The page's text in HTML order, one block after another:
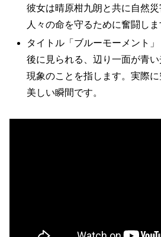
彼女は晴原柑九朗と共に自然災
人々の命を守るために奮闘しま
タイトル「ブルーモーメント
後に見られる、辺り一面が青
現象のことを指します。実際
美しい瞬間です。